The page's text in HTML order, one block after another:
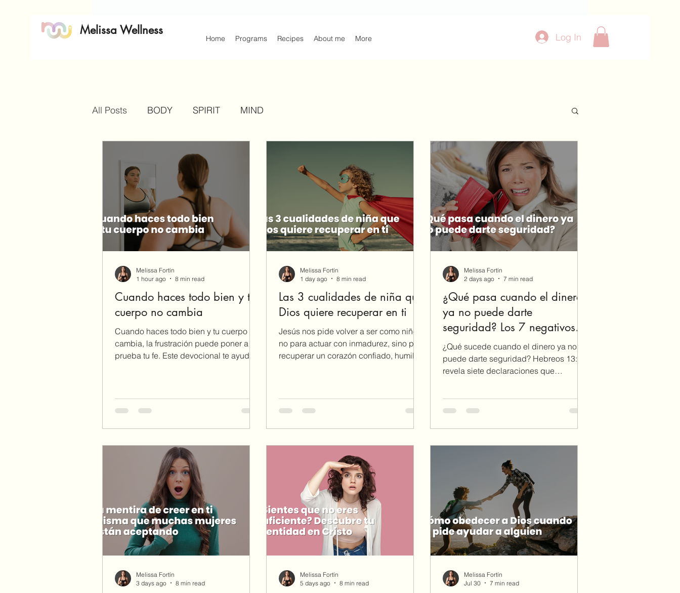
Melissa Wellness
Home Programs Recipes About me More Log In
All Posts BODY SPIRIT MIND
Cuando haces todo bien y tu
cuerpo no cambia
Cuando haces todo bien y tu cuerpo no
cambia, la frustración puede poner a
prueba tu fe. Este devocional te ayudará
Melissa Fortín
1 hour ago
8 min read
Las 3 cualidades de niña que
Dios quiere recuperar en ti
Jesús nos pide volver a ser como niños,
no para actuar con inmadurez, sino para
recuperar un corazón confiado, humilde
Melissa Fortín
1 day ago
8 min read
¿Qué pasa cuando el dinero
ya no puede darte
seguridad? Los 7 negativos
que confirman que Dios
nunca te abandonará
¿Qué sucede cuando el dinero ya no
puede darte seguridad? Hebreos 13:5-6
revela siete declaraciones que
Melissa Fortín
2 days ago
7 min read
Melissa Fortín
3 days ago
8 min read
Melissa Fortín
5 days ago
8 min read
Melissa Fortín
Jul 30
7 min read